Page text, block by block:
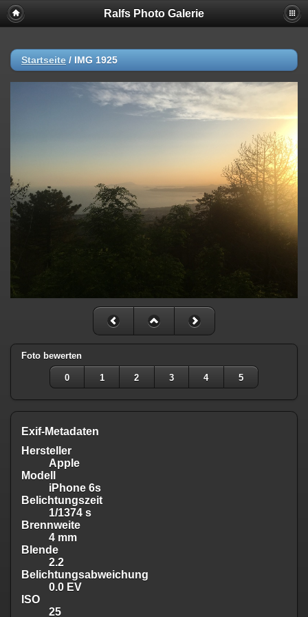
Ralfs Photo Galerie
Startseite / IMG 1925
Foto bewerten
0 1 2 3 4 5
Exif-Metadaten
Hersteller
Apple
Modell
iPhone 6s
Belichtungszeit
1/1374 s
Brennweite
4 mm
Blende
2.2
Belichtungsabweichung
0.0 EV
ISO
25